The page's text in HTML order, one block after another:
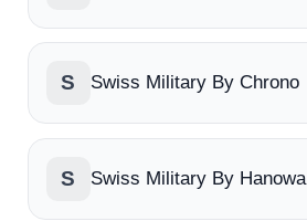
S Swiss Military By Chrono
S Swiss Military By Hanowa